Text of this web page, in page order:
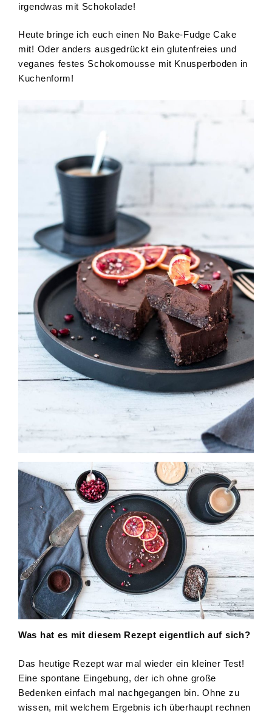
irgendwas mit Schokolade!
Heute bringe ich euch einen No Bake-Fudge Cake
mit! Oder anders ausgedrückt ein glutenfreies und
veganes festes Schokomousse mit Knusperboden in
Kuchenform!
Was hat es mit diesem Rezept eigentlich auf sich?
Das heutige Rezept war mal wieder ein kleiner Test!
Eine spontane Eingebung, der ich ohne große
Bedenken einfach mal nachgegangen bin. Ohne zu
wissen, mit welchem Ergebnis ich überhaupt rechnen